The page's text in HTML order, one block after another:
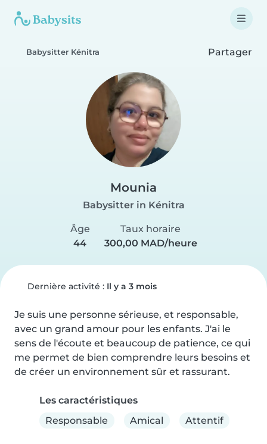
Babysitter Kénitra Partager
Mounia
Babysitter in Kénitra
Âge
44
Taux horaire
300,00 MAD/heure
Dernière activité : Il y a 3 mois
Je suis une personne sérieuse, et responsable,
avec un grand amour pour les enfants. J'ai le
sens de l'écoute et beaucoup de patience, ce qui
me permet de bien comprendre leurs besoins et
de créer un environnement sûr et rassurant.
Les caractéristiques
Responsable
Amical Attentif